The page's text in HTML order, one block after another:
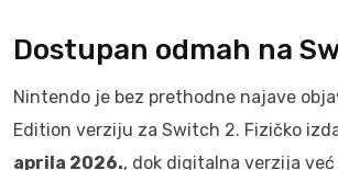
Dostupan odmah na
Nintendo je bez prethodne najave
Edition verziju za Switch 2. Fizičko
aprila 2026., dok digitalna verzija već